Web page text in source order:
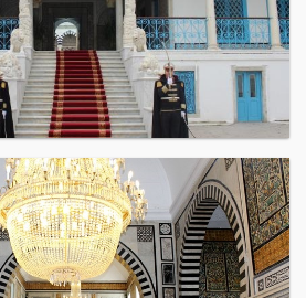
المدخل الشرفي لمجلس